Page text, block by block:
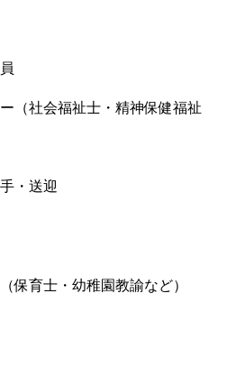
（社会福祉士・精神保健福祉
・送迎
保育士・幼稚園教諭など）